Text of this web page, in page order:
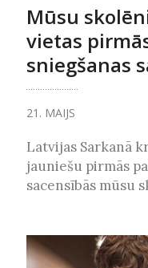
Mūsu
vietas
sniegšanas
21. MAIJS
Latvijas Sarkanā
jauniešu pirmās
sacensībās mūsu